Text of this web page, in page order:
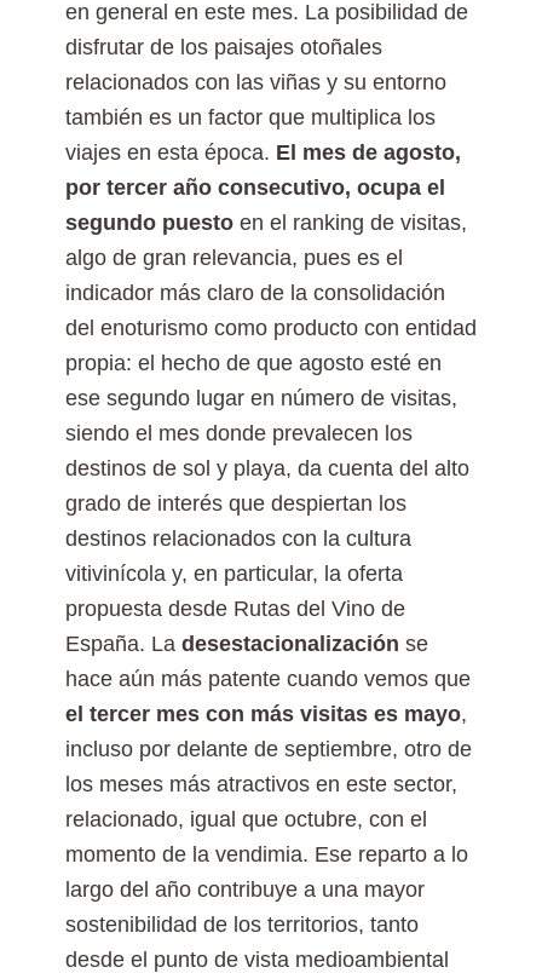
en general en este mes. La posibilidad de
disfrutar de los paisajes otoñales
relacionados con las viñas y su entorno
también es un factor que multiplica los
viajes en esta época. El mes de agosto,
por tercer año consecutivo, ocupa el
segundo puesto en el ranking de visitas,
algo de gran relevancia, pues es el
indicador más claro de la consolidación
del enoturismo como producto con entidad
propia: el hecho de que agosto esté en
ese segundo lugar en número de visitas,
siendo el mes donde prevalecen los
destinos de sol y playa, da cuenta del alto
grado de interés que despiertan los
destinos relacionados con la cultura
vitivinícola y, en particular, la oferta
propuesta desde Rutas del Vino de
España. La desestacionalización se
hace aún más patente cuando vemos que
el tercer mes con más visitas es mayo,
incluso por delante de septiembre, otro de
los meses más atractivos en este sector,
relacionado, igual que octubre, con el
momento de la vendimia. Ese reparto a lo
largo del año contribuye a una mayor
sostenibilidad de los territorios, tanto
desde el punto de vista medioambiental